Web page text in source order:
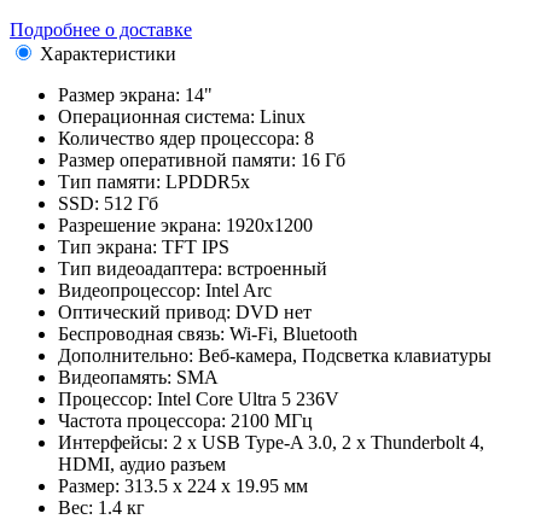
Подробнее о доставке
Характеристики
Размер экрана: 14"
Операционная система: Linux
Количество ядер процессора: 8
Размер оперативной памяти: 16 Гб
Тип памяти: LPDDR5x
SSD: 512 Гб
Разрешение экрана: 1920x1200
Тип экрана: TFT IPS
Тип видеоадаптера: встроенный
Видеопроцессор: Intel Arc
Оптический привод: DVD нет
Беспроводная связь: Wi-Fi, Bluetooth
Дополнительно: Веб-камера, Подсветка клавиатуры
Видеопамять: SMA
Процессор: Intel Core Ultra 5 236V
Частота процессора: 2100 МГц
Интерфейсы: 2 x USB Type-A 3.0, 2 x Thunderbolt 4,
HDMI, аудио разъем
Размер: 313.5 х 224 х 19.95 мм
Вес: 1.4 кг